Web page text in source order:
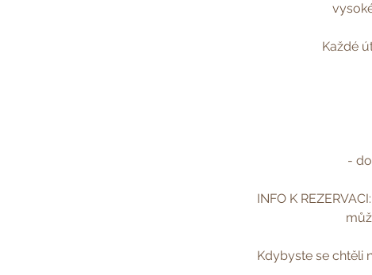
Každé
-
INFO K
Kdybyste se chtěli